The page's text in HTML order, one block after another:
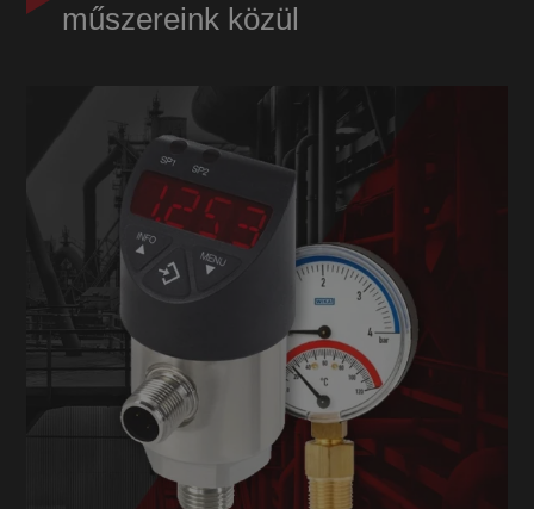
műszereink közül